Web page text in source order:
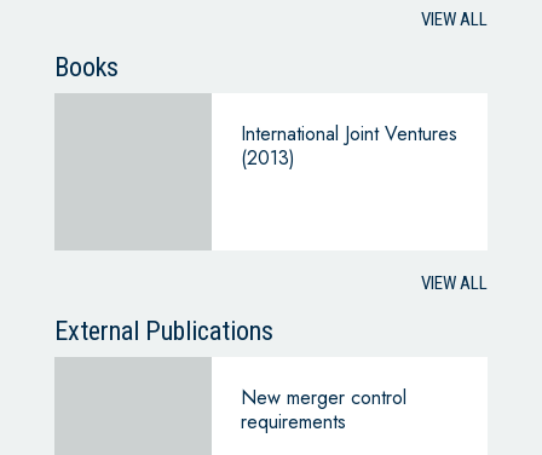
VIEW ALL
Books
International Joint Ventures
(2013)
VIEW ALL
External Publications
New merger control
requirements